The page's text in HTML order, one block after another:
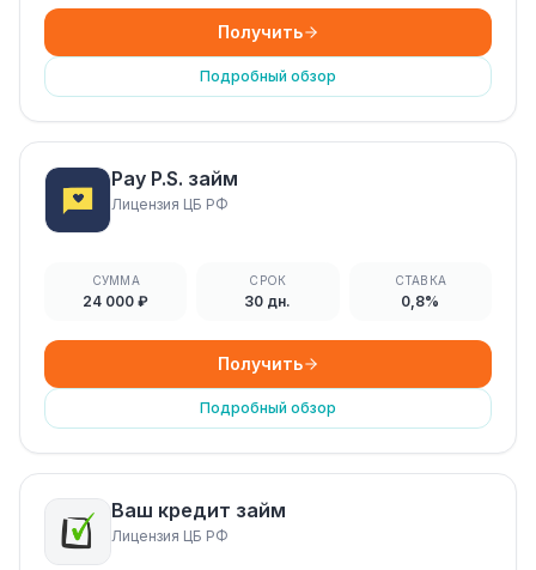
Получить
Подробный обзор
Pay P.S. займ
Лицензия ЦБ РФ
СУММА
24 000 ₽
СРОК
30 дн.
СТАВКА
0,8%
Получить
Подробный обзор
Ваш кредит займ
Лицензия ЦБ РФ